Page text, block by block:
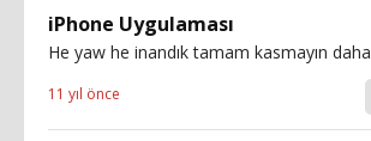
iPhone Uygulaması
He yaw he inandık tamam kasmayın daha
11 yıl önce